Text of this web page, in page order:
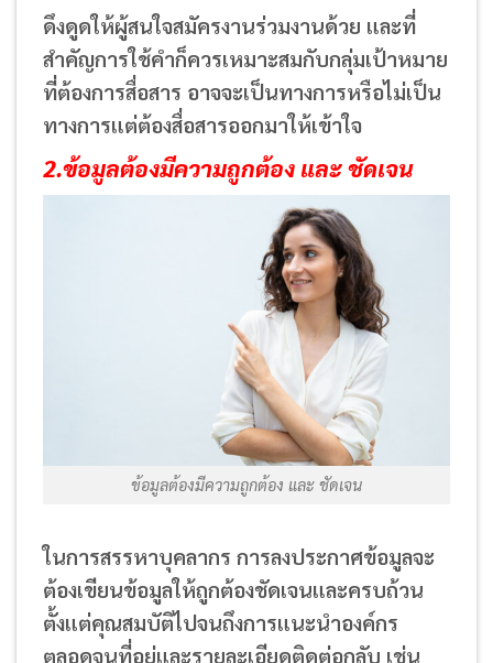
ดึงดูดให้ผู้สนใจสมัครงานร่วมงานด้วย และที่
สำคัญการใช้คำก็ควรเหมาะสมกับกลุ่มเป้าหมาย
ที่ต้องการสื่อสาร อาจจะเป็นทางการหรือไม่เป็น
ทางการแต่ต้องสื่อสารออกมาให้เข้าใจ
2.ข้อมูลต้องมีความถูกต้อง และ ชัดเจน
ข้อมูลต้องมีความถูกต้อง และ ชัดเจน
ในการสรรหาบุคลากร การลงประกาศข้อมูลจะ
ต้องเขียนข้อมูลให้ถูกต้องชัดเจนและครบถ้วน
ตั้งแต่คุณสมบัติไปจนถึงการแนะนำองค์กร
ตลอดจนที่อยู่และรายละเอียดติดต่อกลับ เช่น